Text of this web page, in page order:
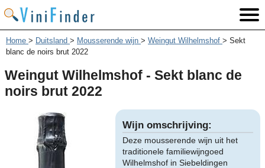
Home > Duitsland > Mousserende wijn > Weingut Wilhelmshof > Sekt
blanc de noirs brut 2022
Weingut Wilhelmshof - Sekt blanc de
noirs brut 2022
Wijn omschrijving:
Deze mousserende wijn uit het
traditionele familiewijngoed
Wilhelmshof in Siebeldingen